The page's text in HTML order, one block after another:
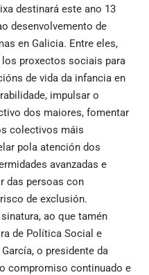
destinará este ano 13
desenvolvemento de
en Galicia. Entre eles,
proxectos sociais para
de vida da infancia en
impulsar o
dos maiores, fomentar
colectivos máis
pola atención dos
avanzadas e
das persoas con
de exclusión.
ao que tamén
de Política Social e
o presidente da
compromiso continuado e